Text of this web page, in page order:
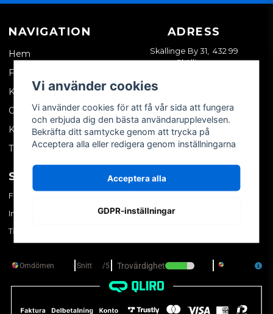
NAVIGATION
Hem
Företagskund
Kontakta oss
Om oss
Köpvillkor
Tips & trix
ADRESS
Skällinge By 31, 432 99
Skällinge
SOCIALA MEDIER
Facebook
Instagram
TikTok
MITT KONTO
Skapa konto
Vi använder cookies
Vi använder cookies för att få vår sida att fungera
och erbjuda dig den bästa användarupplevelsen.
Bekräfta ditt samtycke genom att trycka på
Acceptera alla eller redigera genom inställningarna
Acceptera alla
GDPR-inställningar